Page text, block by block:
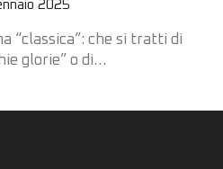
2025
“classica”: che si tratti di
glorie” o di…